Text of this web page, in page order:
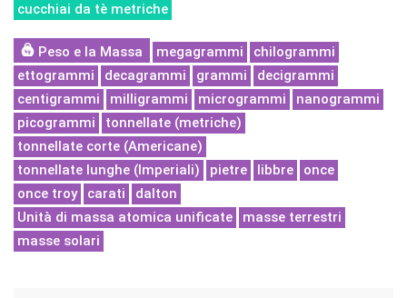
cucchiai da tè metriche
Peso e la Massa megagrammi
chilogrammi
ettogrammi
decagrammi grammi
decigrammi
centigrammi
milligrammi microgrammi
nanogrammi
picogrammi
tonnellate (metriche)
tonnellate corte (Americane)
tonnellate lunghe (Imperiali)
pietre libbre
once
once troy
carati
dalton
Unità di massa atomica unificate
masse terrestri
masse solari